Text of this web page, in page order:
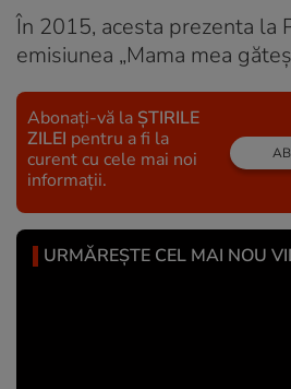
În 2015, acesta prezenta la
emisiunea „Mama mea
Abonați-vă la ȘTIRILE
ZILEI pentru a fi la
curent cu cele mai noi
informații.
URMĂREȘTE CEL MAI NOU